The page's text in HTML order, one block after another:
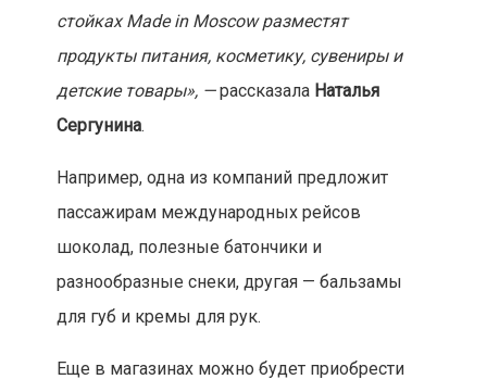
стойках Made in Moscow разместят
продукты питания, косметику, сувениры и
детские товары», —рассказала Наталья
Сергунина.
Например, одна из компаний предложит
пассажирам международных рейсов
шоколад, полезные батончики и
разнообразные снеки, другая — бальзамы
для губ и кремы для рук.
Еще в магазинах можно будет приобрести